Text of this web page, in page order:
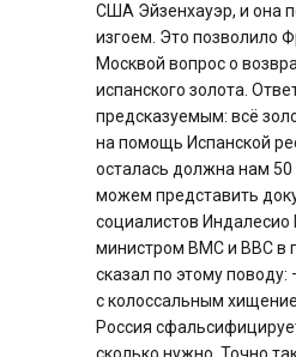
США Эйзенхауэр, и она
изгоем. Это позволило
Москвой вопрос о
испанского золота.
предсказуемым: всё
на помощь Испанской
осталась должна нам
можем представить
социалистов
министром ВМС и ВВС в
сказал по этому
с колоссальным
Россия